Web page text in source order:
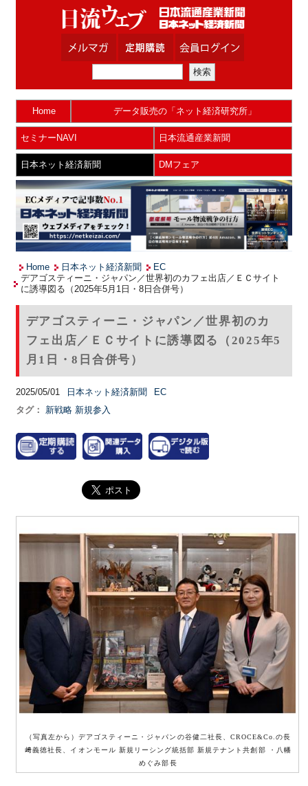
Home データ販売の「ネット経済研究所」
セミナーNAVI 日本流通産業新聞
日本ネット経済新聞 DMフェア
Home 日本ネット経済新聞
EC
デアゴスティーニ・ジャパン／世界初のカフェ出店／ＥＣサイト
に誘導図る（2025年5月1日・8日合併号）
デアゴスティーニ・ジャパン／世界初のカ
フェ出店／ＥＣサイトに誘導図る（2025年5
月1日・8日合併号）
2025/05/01 日本ネット経済新聞
EC
タグ：
新戦略 新規参入
（写真左から）デアゴスティーニ・ジャパンの谷健二社長、CROCE&Co.の長
﨑義徳社長、イオンモール 新規リーシング統括部 新規テナント共創部 ・八幡
めぐみ部長